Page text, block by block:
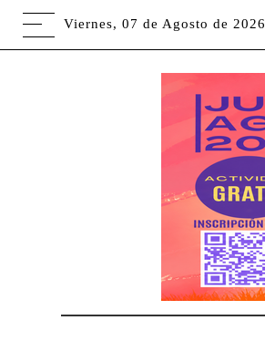
Viernes, 07 de Agosto de 2026